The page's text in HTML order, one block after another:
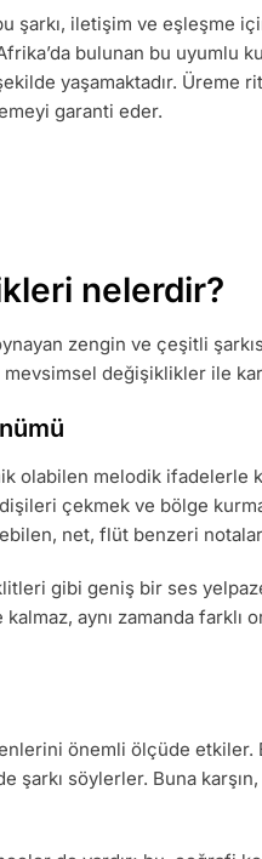
şarkı, iletişim ve eşleşme
bulunan bu uyumlu
yaşamaktadır. Üreme
garanti eder.
nelerdir?
zengin ve çeşitli
mevsimsel değişiklikler ile
olabilen melodik
çekmek ve bölge
net, flüt benzeri
gibi geniş bir ses
aynı zamanda farklı
önemli ölçüde etkiler.
söylerler. Buna karşın,